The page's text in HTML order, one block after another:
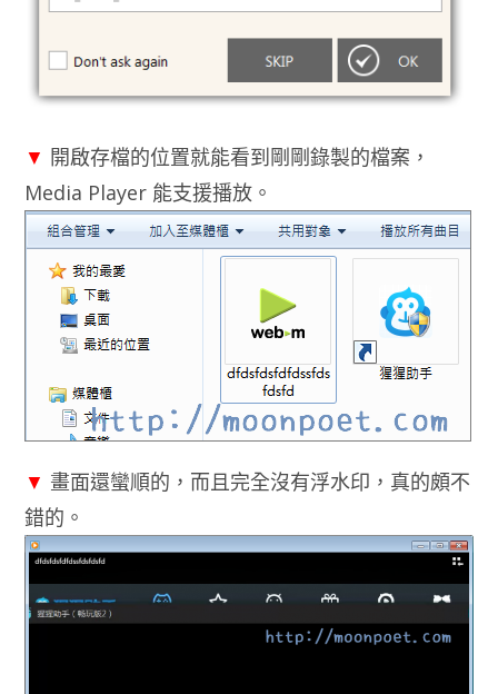
▼ 開啟存檔的位置就能看到剛剛錄製的檔案，
Media Player 能支援播放。
▼ 畫面還蠻順的，而且完全沒有浮水印，真的頗不
錯的。